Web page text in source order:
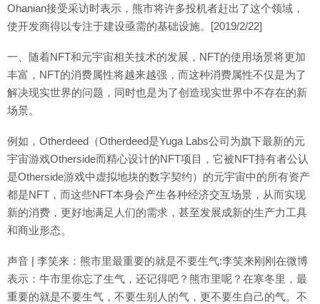
Ohanian接受采访时表示，熊市将许多投机者赶出了这个领域，
使开发商得以专注于建设亟需的基础设施。[2019/2/22]
一、随着NFT和元宇宙相关技术的发展，NFT的使用场景将更加
丰富，NFT的消费属性将越来越强，而这种消费属性不仅是为了
解决现实世界的问题，同时也是为了创造现实世界中不存在的新
场景。
例如，Otherdeed（Otherdeed是Yuga Labs公司为旗下最新的元
宇宙游戏Otherside而精心设计的NFT项目，它被NFT持有者公认
是Otherside游戏中虚拟地块的数字契约）的元宇宙中的所有资产
都是NFT，而这些NFT本身会产生各种经济交互场景，从而实现
新的消费，更好地满足人们的需求，甚至发展成新的生产力工具
和商业形态。
声音 | 李笑来：熊市里最重要的就是不要生气:李笑来刚刚在微博
表示：牛市里你忘了生气，还记得吧？熊市里呢？在寒冬里，最
重要的就是不要生气，不要生别人的气，更不要生自己的气。不